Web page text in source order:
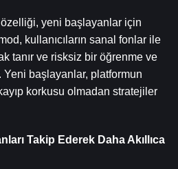
yeni başlayanlar için
kullanıcıların sanal fonlar ile
tanır ve risksiz bir öğrenme ve
Yeni başlayanlar, platformun
korkusu olmadan stratejiler
Takip Ederek Daha Akıllıca